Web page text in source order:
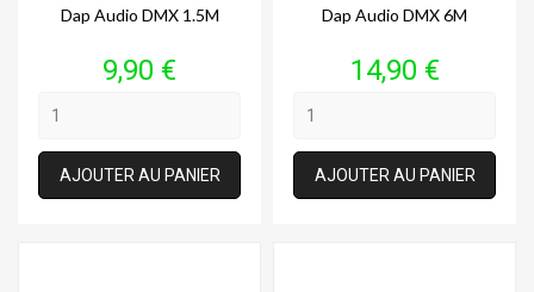
Dap Audio DMX 1.5M
Prix
9,90 €
AJOUTER AU PANIER
Dap Audio DMX 6M
Prix
14,90 €
AJOUTER AU PANIER